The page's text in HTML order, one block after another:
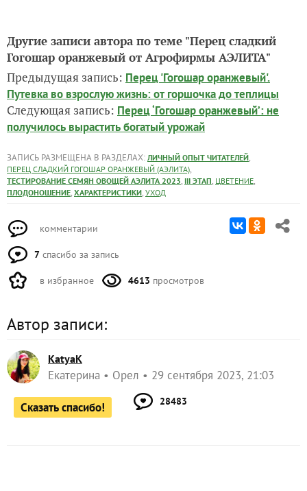
Другие записи автора по теме "Перец сладкий
Гогошар оранжевый от Агрофирмы АЭЛИТА"
Предыдущая запись: Перец 'Гогошар оранжевый'.
Путевка во взрослую жизнь: от горшочка до теплицы
Следующая запись: Перец ‘Гогошар оранжевый’: не
получилось вырастить богатый урожай
ЗАПИСЬ РАЗМЕЩЕНА В РАЗДЕЛАХ: ЛИЧНЫЙ ОПЫТ ЧИТАТЕЛЕЙ,
ПЕРЕЦ СЛАДКИЙ ГОГОШАР ОРАНЖЕВЫЙ (АЭЛИТА),
ТЕСТИРОВАНИЕ СЕМЯН ОВОЩЕЙ АЭЛИТА 2023, III ЭТАП, ЦВЕТЕНИЕ,
ПЛОДОНОШЕНИЕ, ХАРАКТЕРИСТИКИ, УХОД
комментарии
7 спасибо за запись
в избранное 4613 просмотров
Автор записи:
KatyaK
Екатерина Орел 29 сентября 2023, 21:03
Сказать спасибо! 28483